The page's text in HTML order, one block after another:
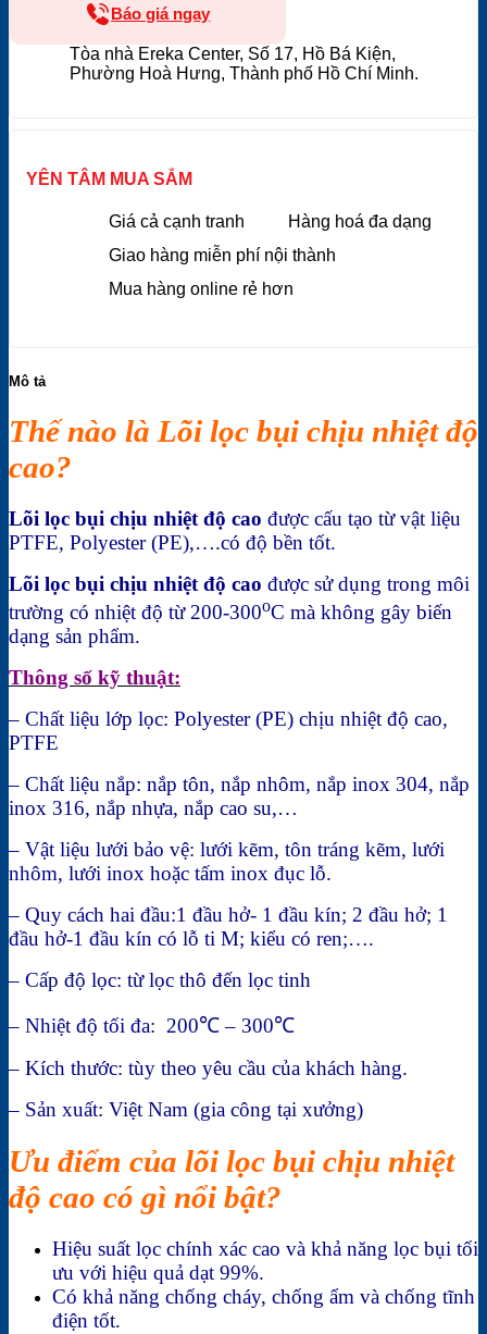
Báo giá ngay
Tòa nhà Ereka Center, Số 17, Hồ Bá Kiện,
Phường Hoà Hưng, Thành phố Hồ Chí Minh.
YÊN TÂM MUA SẮM
Giá cả cạnh tranh
Hàng hoá đa dạng
Giao hàng miễn phí nội thành
Mua hàng online rẻ hơn
Mô tả
Thế nào là Lõi lọc bụi chịu nhiệt độ
cao?
Lõi lọc bụi chịu nhiệt độ cao được cấu tạo từ vật liệu
PTFE, Polyester (PE),….có độ bền tốt.
Lõi lọc bụi chịu nhiệt độ cao được sử dụng trong môi
trường có nhiệt độ từ 200-300oC mà không gây biến
dạng sản phẩm.
Thông số kỹ thuật:
– Chất liệu lớp lọc: Polyester (PE) chịu nhiệt độ cao,
PTFE
– Chất liệu nắp: nắp tôn, nắp nhôm, nắp inox 304, nắp
inox 316, nắp nhựa, nắp cao su,…
– Vật liệu lưới bảo vệ: lưới kẽm, tôn tráng kẽm, lưới
nhôm, lưới inox hoặc tấm inox đục lỗ.
– Quy cách hai đầu:1 đầu hở- 1 đầu kín; 2 đầu hở; 1
đầu hở-1 đầu kín có lỗ ti M; kiểu có ren;….
– Cấp độ lọc: từ lọc thô đến lọc tinh
– Nhiệt độ tối đa: 200℃ – 300℃
– Kích thước: tùy theo yêu cầu của khách hàng.
– Sản xuất: Việt Nam (gia công tại xưởng)
Ưu điểm của lõi lọc bụi chịu nhiệt
độ cao có gì nổi bật?
Hiệu suất lọc chính xác cao và khả năng lọc bụi tối
ưu với hiệu quả dạt 99%.
Có khả năng chống cháy, chống ẩm và chống tĩnh
điện tốt.